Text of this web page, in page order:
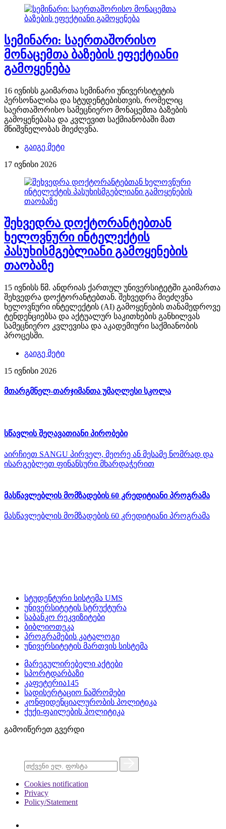
სემინარი: საერთაშორისო
მონაცემთა ბაზების ეფექტიანი
გამოყენება
16 ივნისს გაიმართა სემინარი უნივერსიტეტის
პერსონალისა და სტუდენტებისთვის, რომელიც
საერთაშორისო სამეცნიერო მონაცემთა ბაზების
გამოყენებასა და კვლევით საქმიანობაში მათ
მნიშვნელობას მიეძღვნა.
გაიგე მეტი
17 ივნისი 2026
შეხვედრა დოქტორანტებთან
ხელოვნური ინტელექტის
პასუხისმგებლიანი გამოყენების
თაობაზე
15 ივნისს წმ. ანდრიას ქართულ უნივერსიტეტში გაიმართა
შეხვედრა დოქტორანტებთან. შეხვედრა მიეძღვნა
ხელოვნური ინტელექტის (AI) გამოყენების თანამედროვე
ტენდენციებსა და აქტუალურ საკითხების განხილვას
სამეცნიერო კვლევისა და აკადემიური საქმიანობის
პროცესში.
გაიგე მეტი
15 ივნისი 2026
მთარგმნელ-თარჯიმანთა უმაღლესი სკოლა
სწავლის შეღავათიანი პირობები
აირჩიეთ SANGU პირველ, მეორე ან მესამე ნომრად და
ისარგებლეთ ფინანსური მხარდაჭერით
მასწავლებლის მომზადების 60 კრედიტიანი პროგრამა
მასწავლებლის მომზადების 60 კრედიტიანი პროგრამა
სტუდენტური სისტემა UMS
უნივერსიტეტის სტრუქტურა
საბანკო რეკვიზიტები
ბიბლიოთეკა
პროგრამების კატალოგი
უნივერსიტეტის მართვის სისტემა
მარეგულირებელი აქტები
სპორტდარბაზი
კაფეტერია145
სადისერტაციო ნაშრომები
კონფიდენციალურობის პოლიტიკა
ქუქი-ფაილების პოლიტიკა
გამოიწერეთ გვერდი
Cookies notification
Privacy
Policy/Statement